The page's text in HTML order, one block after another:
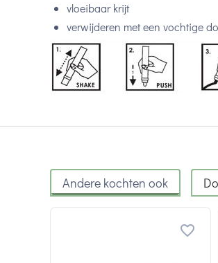
vloeibaar krijt
verwijderen met een vochtige
Andere kochten ook